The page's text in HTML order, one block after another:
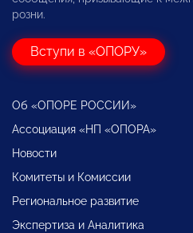
розни.
Вступи в «ОПОРУ»
Об «ОПОРЕ РОССИИ»
Ассоциация «НП «ОПОРА»
Новости
Комитеты и Комиссии
Региональное развитие
Экспертиза и Аналитика